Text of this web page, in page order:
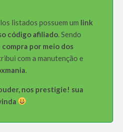
listados possuem um link
código afiliado . Sendo
compra por meio dos
com a manutenção e
nos prestigie! sua